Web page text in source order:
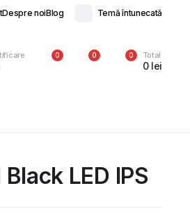
Despre noiBlog Temă întunecată
0 0 0 Total
0 lei
LED IPS